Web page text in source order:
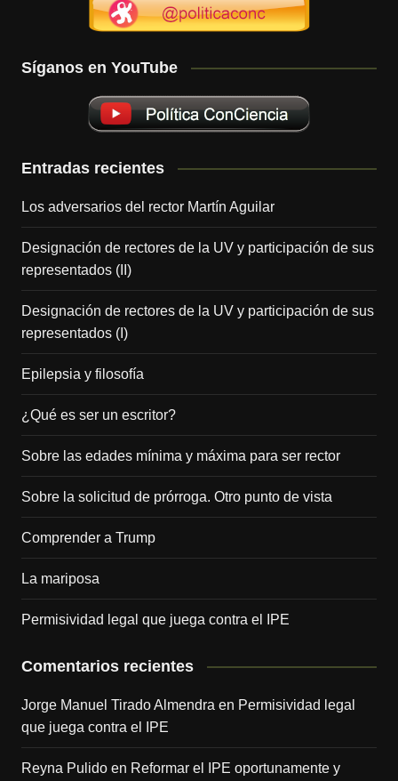
Síganos en YouTube
Entradas recientes
Los adversarios del rector Martín Aguilar
Designación de rectores de la UV y participación de sus
representados (II)
Designación de rectores de la UV y participación de sus
representados (I)
Epilepsia y filosofía
¿Qué es ser un escritor?
Sobre las edades mínima y máxima para ser rector
Sobre la solicitud de prórroga. Otro punto de vista
Comprender a Trump
La mariposa
Permisividad legal que juega contra el IPE
Comentarios recientes
Jorge Manuel Tirado Almendra en Permisividad legal
que juega contra el IPE
Reyna Pulidoen Reformar el IPE oportunamente y